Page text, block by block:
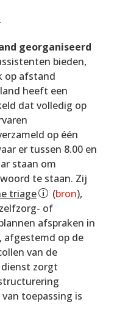
georganiseerd
bieden,
op afstand
heeft een
dat volledig op
op één
er tussen 8.00 en
staan om
te staan. Zij
triage (bron),
of
afspraken in
afgestemd op de
van de
zorgt
toepassing is